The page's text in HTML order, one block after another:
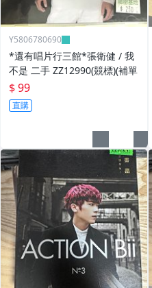
Y5806780690
*還有唱片行三館*張衛健 / 我
不是 二手 ZZ12990(競標)(補單
$ 99
直購